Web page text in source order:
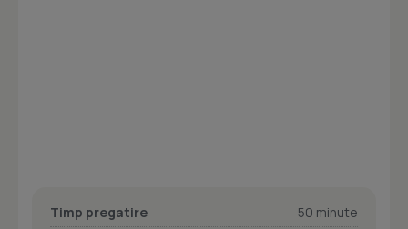
Timp pregatire
50 minute